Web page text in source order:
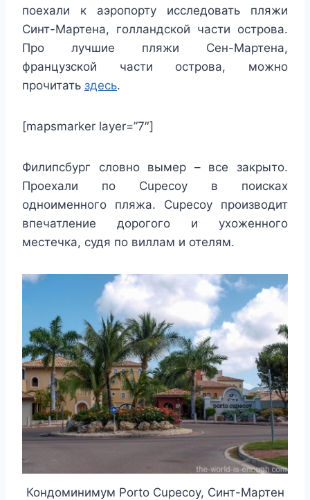
поехали к аэропорту исследовать пляжи
Синт-Мартена, голландской части острова.
Про лучшие пляжи Сен-Мартена,
французской части острова, можно
прочитать здесь.
[mapsmarker layer=”7″]
Филипсбург словно вымер – все закрыто.
Проехали по Cupecoy в поисках
одноименного пляжа. Cupecoy производит
впечатление дорогого и ухоженного
местечка, судя по виллам и отелям.
Кондоминимум Porto Cupecoy, Синт-Мартен